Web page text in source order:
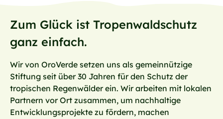
Zum Glück ist Tropenwaldschutz
ganz einfach.
Wir von OroVerde setzen uns als gemeinnützige
Stiftung seit über 30 Jahren für den Schutz der
tropischen Regenwälder ein. Wir arbeiten mit lokalen
Partnern vor Ort zusammen, um nachhaltige
Entwicklungsprojekte zu fördern, machen